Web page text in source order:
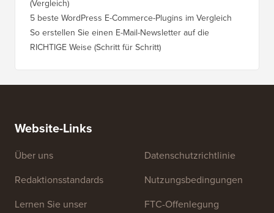
(Vergleich)
5 beste WordPress E-Commerce-Plugins im Vergleich
So erstellen Sie einen E-Mail-Newsletter auf die
RICHTIGE Weise (Schritt für Schritt)
Website-Links
Über uns
Redaktionsstandards
Lernen Sie unser
Datenschutzrichtlinie
Nutzungsbedingungen
FTC-Offenlegung